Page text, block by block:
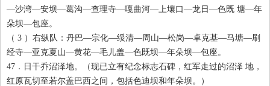
—沙湾—安坝—葛沟—查理寺—嘎曲河—上壤口—龙日—色既 塘—年
朵坝—包座。
（ 3 ）右纵队：丹巴—宗化—绥清—周山—松岗—卓克基—马塘—刷
经寺—亚克夏山—黄花—毛儿盖—色既坝—年朵坝—包座。
47 ．日干乔沼泽地。（现已立有纪念标志石碑，红军走过的沼泽 地，
红原瓦切至若尔盖巴西之间，包括色迪坝和年朵坝。）